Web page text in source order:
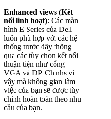
Enhanced views (Kết
nối linh hoạt): Các màn
hình E Series của Dell
luôn phù hợp với các hệ
thống trước đây thông
qua các tùy chọn kết nối
thuận tiện như cổng
VGA và DP. Chinhs vì
vậy mà không gian làm
việc của bạn sẽ được tùy
chỉnh hoàn toàn theo nhu
cầu của bạn.